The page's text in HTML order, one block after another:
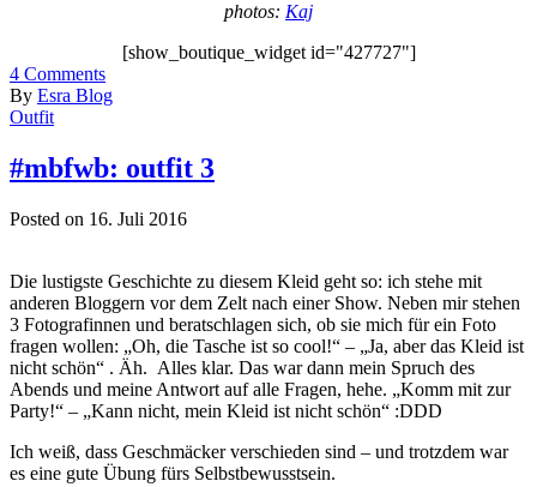
photos: Kaj
[show_boutique_widget id="427727"]
4 Comments
By Esra Blog
Outfit
#mbfwb: outfit 3
Posted on 16. Juli 2016
Die lustigste Geschichte zu diesem Kleid geht so: ich stehe mit
anderen Bloggern vor dem Zelt nach einer Show. Neben mir stehen
3 Fotografinnen und beratschlagen sich, ob sie mich für ein Foto
fragen wollen: „Oh, die Tasche ist so cool!“ – „Ja, aber das Kleid ist
nicht schön“ . Äh. Alles klar. Das war dann mein Spruch des
Abends und meine Antwort auf alle Fragen, hehe. „Komm mit zur
Party!“ – „Kann nicht, mein Kleid ist nicht schön“ :DDD
Ich weiß, dass Geschmäcker verschieden sind – und trotzdem war
es eine gute Übung fürs Selbstbewusstsein.